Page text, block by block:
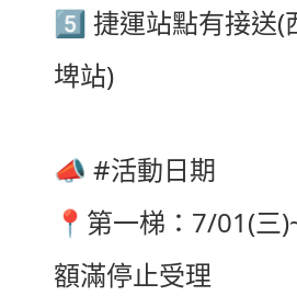
5️⃣ 捷運站點有接送(
埤站)
📣 #活動日期
📍 第一梯：7/01(三
額滿停止受理